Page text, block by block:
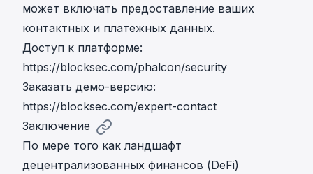
может включать предоставление ваших
контактных и платежных данных.
Доступ к платформе:
https://blocksec.com/phalcon/security
Заказать демо-версию:
https://blocksec.com/expert-contact
Заключение
По мере того как ландшафт
децентрализованных финансов (DeFi)